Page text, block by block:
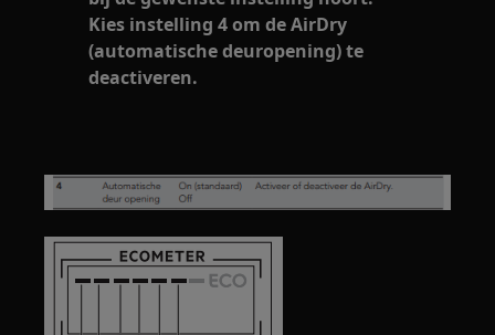
Kies instelling 4 om de AirDry
(automatische deuropening) te
deactiveren.